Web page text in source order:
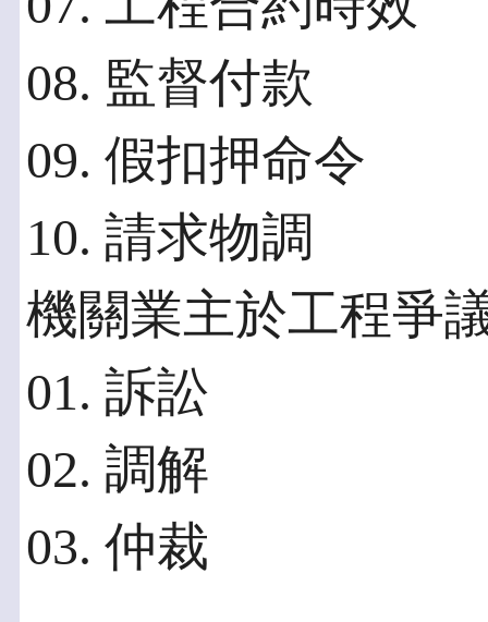
08. 監督付款
09. 假扣押命令
10. 請求物調
機關業主於工程爭
01. 訴訟
02. 調解
03. 仲裁